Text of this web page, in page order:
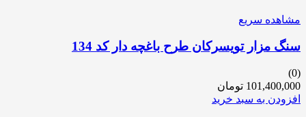
مشاهده سریع
سنگ مزار تویسرکان طرح باغچه دار کد 134
(0)
101,400,000 تومان
افزودن به سبد خرید